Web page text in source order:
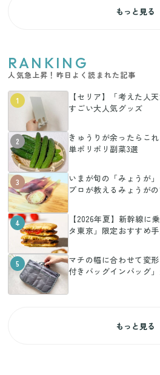
もっと見る
RANKING
人気急上昇！昨日よく読まれた記事
1
【セリア】「考えた人
すごい大人気グッズ
2
きゅうりが余ったらこ
単ポリポリ副菜3選
3
いまが旬の「みょうが
プロが教えるみょうが
4
【2026年夏】新幹線に
タ東京」限定おすすめ
5
マチの幅に合わせて変
付きバッグインバッグ
もっと見る